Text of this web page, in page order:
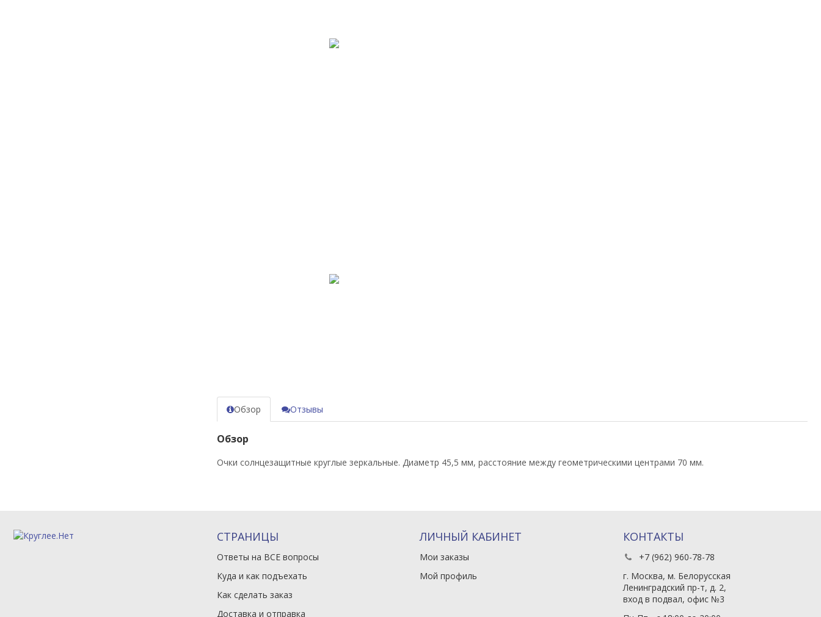
Обзор Отзывы
Обзор
Очки солнцезащитные круглые зеркальные. Диаметр 45,5 мм, расстояние между геометрическими центрами 70 мм.
СТРАНИЦЫ
Ответы на ВСЕ вопросы
Куда и как подъехать
Как сделать заказ
Доставка и отправка
ЛИЧНЫЙ КАБИНЕТ
Мои заказы
Мой профиль
КОНТАКТЫ
+7 (962) 960-78-78
г. Москва, м. Белорусская
Ленинградский пр-т, д. 2,
вход в подвал, офис №3